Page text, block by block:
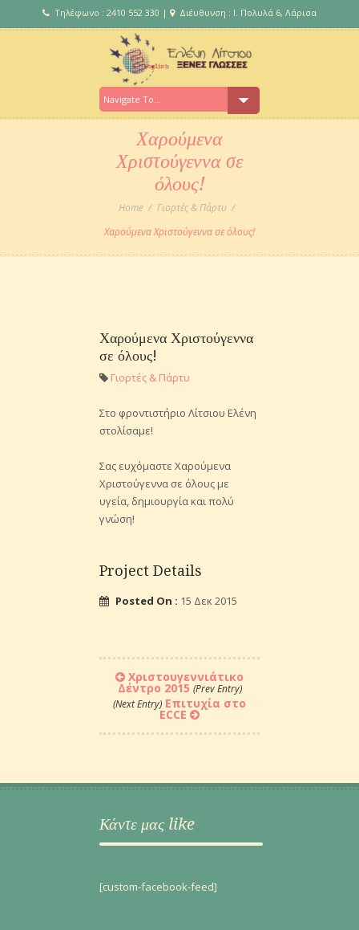
Τηλέφωνο : 2410 552 330 | Διέυθυνση : Ι. Πολυλά 6, Λάρισα
Χαρούμενα
Χριστούγεννα σε
όλους!
Home
Γιορτές & Πάρτυ
Χαρούμενα Χριστούγεννα σε όλους!
Χαρούμενα Χριστούγεννα
σε όλους!
Γιορτές & Πάρτυ
Στο φροντιστήριο Λίτσιου Ελένη
στολίσαμε!
Σας ευχόμαστε Χαρούμενα
Χριστούγεννα σε όλους με
υγεία, δημιουργία και πολύ
γνώση!
Project Details
Posted On : 15 Δεκ 2015
Χριστουγεννιάτικο
Δέντρο 2015 (Prev Entry)
(Next Entry) Επιτυχία στο
ECCE
Κάντε μας like
[custom-facebook-feed]